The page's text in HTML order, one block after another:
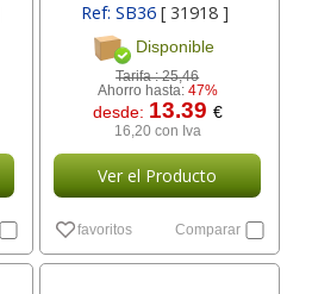
Ref: SB36 [ 31918 ]
Disponible
Tarifa :25,46
Ahorro hasta: 47%
desde: 13.39 €
16,20 con Iva
Ver el Producto
favoritos Comparar